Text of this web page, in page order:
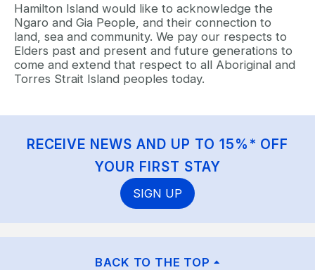
Hamilton Island would like to acknowledge the
Ngaro and Gia People, and their connection to
land, sea and community. We pay our respects to
Elders past and present and future generations to
come and extend that respect to all Aboriginal and
Torres Strait Island peoples today.
RECEIVE NEWS AND UP TO 15%* OFF
YOUR FIRST STAY
SIGN UP
BACK TO THE TOP